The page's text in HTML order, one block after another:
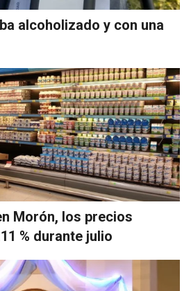
alcoholizado y con una
Morón, los precios
% durante julio